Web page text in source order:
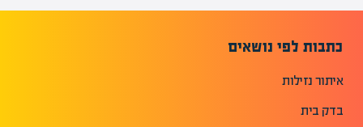
כתבות לפי נושאים
איתור נזילות
בדק בית